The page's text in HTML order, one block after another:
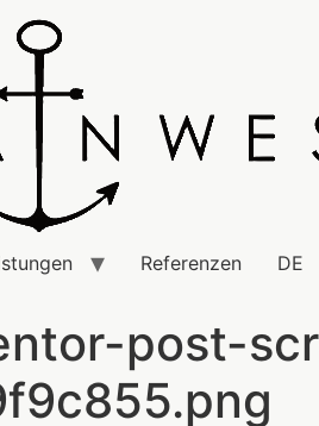
Referenzen DE
post-